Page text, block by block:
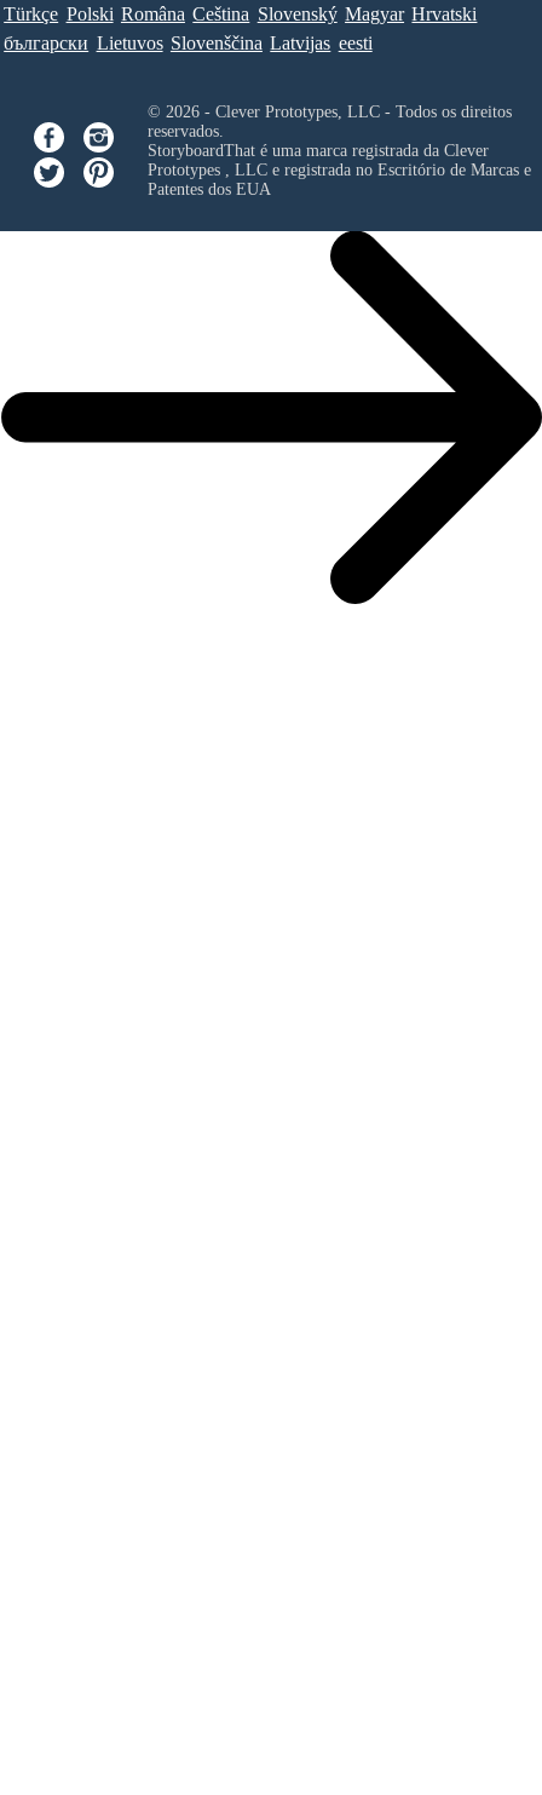
Türkçe Polski Româna Ceština Slovenský Magyar Hrvatski
български Lietuvos Slovenščina Latvijas eesti
© 2026 - Clever Prototypes, LLC - Todos os direitos
reservados.
StoryboardThat é uma marca registrada da Clever
Prototypes , LLCe registrada no Escritório de Marcas e
Patentes dos EUA